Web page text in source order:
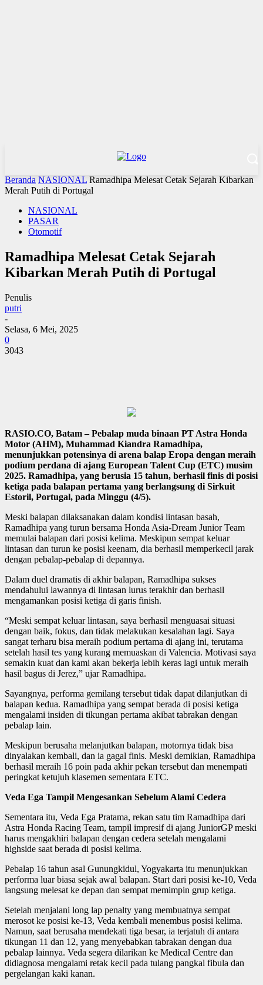
Beranda NASIONAL Ramadhipa Melesat Cetak Sejarah Kibarkan
Merah Putih di Portugal
NASIONAL
PASAR
Otomotif
Ramadhipa Melesat Cetak Sejarah
Kibarkan Merah Putih di Portugal
Penulis
putri
-
Selasa, 6 Mei, 2025
0
3043
RASIO.CO, Batam – Pebalap muda binaan PT Astra Honda
Motor (AHM), Muhammad Kiandra Ramadhipa,
menunjukkan potensinya di arena balap Eropa dengan meraih
podium perdana di ajang European Talent Cup (ETC) musim
2025. Ramadhipa, yang berusia 15 tahun, berhasil finis di posisi
ketiga pada balapan pertama yang berlangsung di Sirkuit
Estoril, Portugal, pada Minggu (4/5).
Meski balapan dilaksanakan dalam kondisi lintasan basah,
Ramadhipa yang turun bersama Honda Asia-Dream Junior Team
memulai balapan dari posisi kelima. Meskipun sempat keluar
lintasan dan turun ke posisi keenam, dia berhasil memperkecil jarak
dengan pebalap-pebalap di depannya.
Dalam duel dramatis di akhir balapan, Ramadhipa sukses
mendahului lawannya di lintasan lurus terakhir dan berhasil
mengamankan posisi ketiga di garis finish.
“Meski sempat keluar lintasan, saya berhasil menguasai situasi
dengan baik, fokus, dan tidak melakukan kesalahan lagi. Saya
sangat terharu bisa meraih podium pertama di ajang ini, terutama
setelah hasil tes yang kurang memuaskan di Valencia. Motivasi saya
semakin kuat dan kami akan bekerja lebih keras lagi untuk meraih
hasil bagus di Jerez,” ujar Ramadhipa.
Sayangnya, performa gemilang tersebut tidak dapat dilanjutkan di
balapan kedua. Ramadhipa yang sempat berada di posisi ketiga
mengalami insiden di tikungan pertama akibat tabrakan dengan
pebalap lain.
Meskipun berusaha melanjutkan balapan, motornya tidak bisa
dinyalakan kembali, dan ia gagal finis. Meski demikian, Ramadhipa
berhasil meraih 16 poin pada akhir pekan tersebut dan menempati
peringkat ketujuh klasemen sementara ETC.
Veda Ega Tampil Mengesankan Sebelum Alami Cedera
Sementara itu, Veda Ega Pratama, rekan satu tim Ramadhipa dari
Astra Honda Racing Team, tampil impresif di ajang JuniorGP meski
harus mengakhiri balapan dengan cedera setelah mengalami
highside saat berada di posisi kelima.
Pebalap 16 tahun asal Gunungkidul, Yogyakarta itu menunjukkan
performa luar biasa sejak awal balapan. Start dari posisi ke-10, Veda
langsung melesat ke depan dan sempat memimpin grup ketiga.
Setelah menjalani long lap penalty yang membuatnya sempat
merosot ke posisi ke-13, Veda kembali menembus posisi kelima.
Namun, saat berusaha mendekati tiga besar, ia terjatuh di antara
tikungan 11 dan 12, yang menyebabkan tabrakan dengan dua
pebalap lainnya. Veda segera dilarikan ke Medical Centre dan
didiagnosa mengalami retak kecil pada tulang pangkal fibula dan
pergelangan kaki kanan.